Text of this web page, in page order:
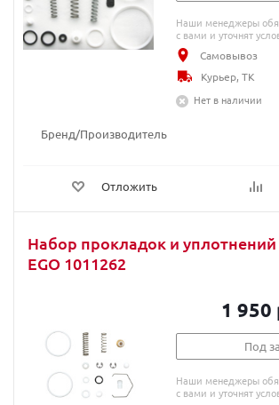
Бренд/Производитель
Отложить
Наши менеджеры
с вами и уточнят
Самовывоз
Курьер, ТК
Нет в наличии
Набор прокладок и
EGO 1011262
1 950
Под
Наши менеджеры
с вами и уточнят